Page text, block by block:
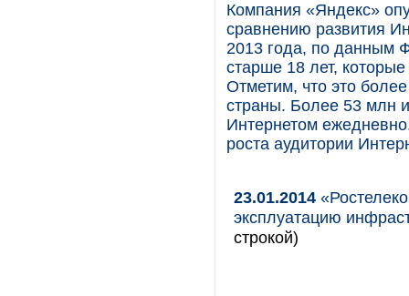
Компания «Яндекс»
сравнению развития
2013 года, по данным
старше 18 лет,
Отметим, что это
страны. Более 53 млн
Интернетом
роста аудитории
23.01.2014
эксплуатацию
строкой)